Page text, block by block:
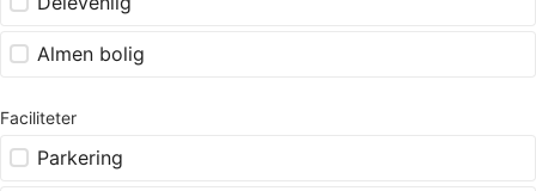
Almen bolig
Faciliteter
Parkering